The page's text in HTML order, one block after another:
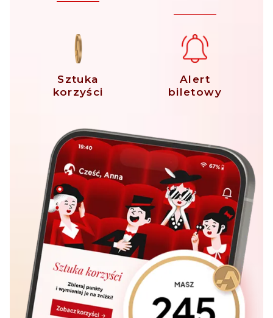
Sztuka
korzyści
Alert
biletowy